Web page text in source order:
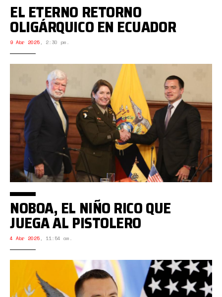
EL ETERNO RETORNO
OLIGÁRQUICO EN ECUADOR
9 Abr 2025, 2:30 pm.
NOBOA, EL NIÑO RICO QUE
JUEGA AL PISTOLERO
4 Abr 2025, 11:54 am.